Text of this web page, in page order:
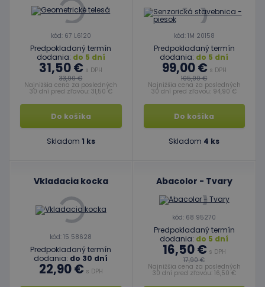
kód: 67 L6120
Predpokladaný termín
dodania: do 5 dní
31,50 € s DPH
33,90 €
Najnižšia cena za posledných
30 dní pred zľavou: 31,50 €
Do košíka
Skladom 1 ks
kód: 1M 20158
Predpokladaný termín
dodania: do 5 dní
99,00 € s DPH
105,00 €
Najnižšia cena za posledných
30 dní pred zľavou: 94,90 €
Do košíka
Skladom 4 ks
Vkladacia kocka
kód: 15 58628
Predpokladaný termín
dodania: do 30 dní
22,90 € s DPH
Abacolor - Tvary
kód: 68 95270
Predpokladaný termín
dodania: do 5 dní
16,50 € s DPH
17,90 €
Najnižšia cena za posledných
30 dní pred zľavou: 16,50 €